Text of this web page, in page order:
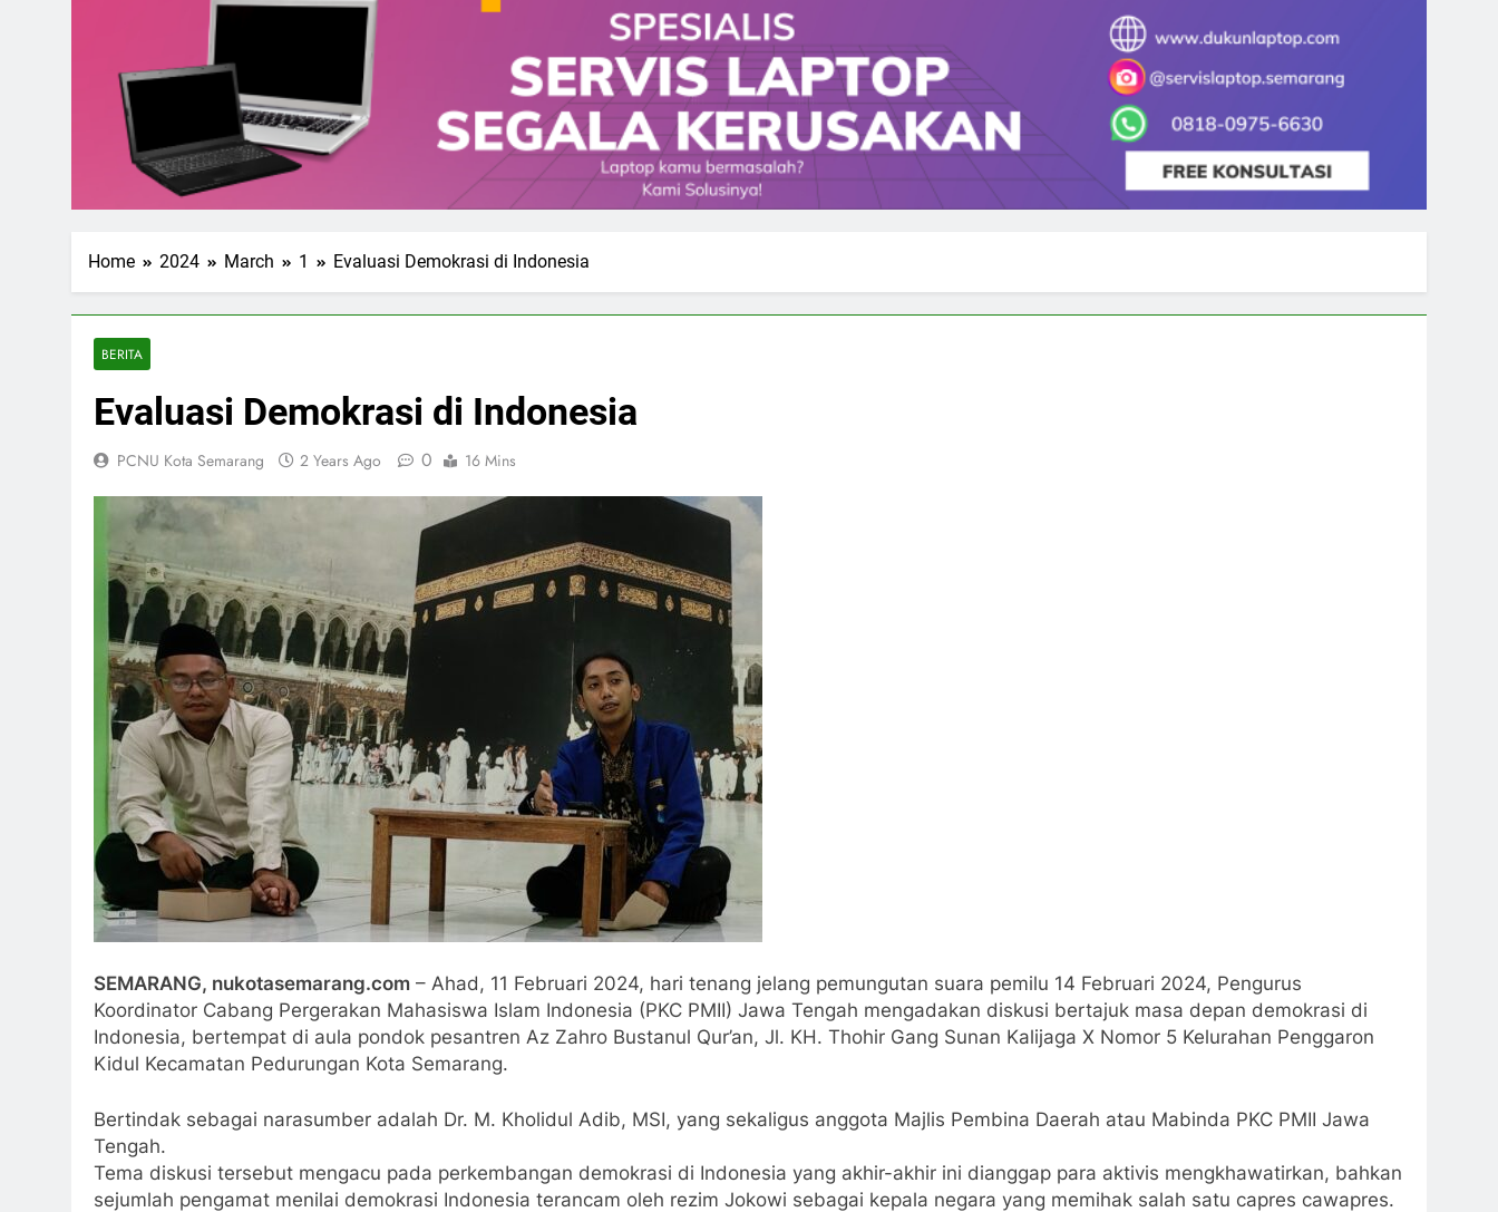
Home 2024 March 1 Evaluasi Demokrasi di Indonesia
BERITA
Evaluasi Demokrasi di Indonesia
PCNU Kota Semarang 2 Years Ago 0 16 Mins
SEMARANG, nukotasemarang.com – Ahad, 11 Februari 2024, hari tenang jelang pemungutan suara pemilu 14 Februari 2024, Pengurus
Koordinator Cabang Pergerakan Mahasiswa Islam Indonesia (PKC PMII) Jawa Tengah mengadakan diskusi bertajuk masa depan demokrasi di
Indonesia, bertempat di aula pondok pesantren Az Zahro Bustanul Qur’an, Jl. KH. Thohir Gang Sunan Kalijaga X Nomor 5 Kelurahan Penggaron
Kidul Kecamatan Pedurungan Kota Semarang.
Bertindak sebagai narasumber adalah Dr. M. Kholidul Adib, MSI, yang sekaligus anggota Majlis Pembina Daerah atau Mabinda PKC PMII Jawa
Tengah.
Tema diskusi tersebut mengacu pada perkembangan demokrasi di Indonesia yang akhir-akhir ini dianggap para aktivis mengkhawatirkan, bahkan
sejumlah pengamat menilai demokrasi Indonesia terancam oleh rezim Jokowi sebagai kepala negara yang memihak salah satu capres cawapres.